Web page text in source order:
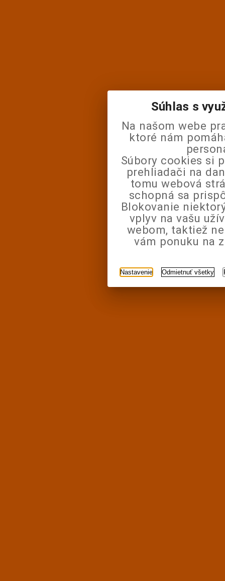
Súhlas s
Na našom webe
ktoré nám
Súbory cookies si
prehliadači na
tomu webová
schopná sa
Blokovanie
vplyv na vašu
webom, taktiež
vám ponuku na
Nastavenie Odmietnuť všetky